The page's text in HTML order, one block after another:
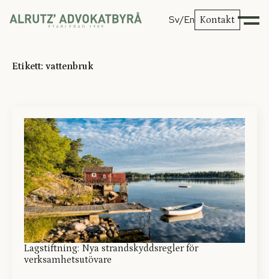
Sv/En Kontakt
Etikett: vattenbruk
Lagstiftning: Nya strandskyddsregler för
verksamhetsutövare